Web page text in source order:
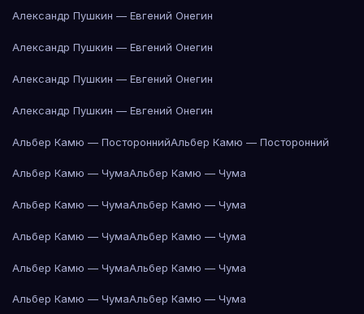
Александр Пушкин — Евгений Онегин
Александр Пушкин — Евгений Онегин
Александр Пушкин — Евгений Онегин
Александр Пушкин — Евгений Онегин
Альбер Камю — ПостороннийАльбер Камю — Посторонний
Альбер Камю — ЧумаАльбер Камю — Чума
Альбер Камю — ЧумаАльбер Камю — Чума
Альбер Камю — ЧумаАльбер Камю — Чума
Альбер Камю — ЧумаАльбер Камю — Чума
Альбер Камю — ЧумаАльбер Камю — Чума